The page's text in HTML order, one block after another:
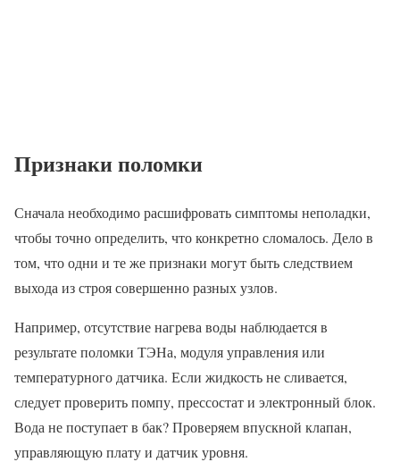
Признаки поломки
Сначала необходимо расшифровать симптомы неполадки,
чтобы точно определить, что конкретно сломалось. Дело в
том, что одни и те же признаки могут быть следствием
выхода из строя совершенно разных узлов.
Например, отсутствие нагрева воды наблюдается в
результате поломки ТЭНа, модуля управления или
температурного датчика. Если жидкость не сливается,
следует проверить помпу, прессостат и электронный блок.
Вода не поступает в бак? Проверяем впускной клапан,
управляющую плату и датчик уровня.